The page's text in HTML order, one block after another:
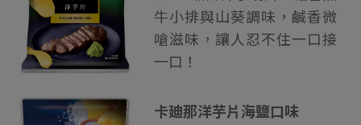
牛小排與山葵調味，鹹香微
嗆滋味，讓人忍不住一口接
一口！
卡廸那洋芋片海鹽口味